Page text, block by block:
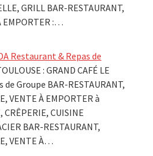
GRILL BAR-RESTAURANT,
EMPORTER :…
Restaurant & Repas de
: GRAND CAFÉ LE
de Groupe BAR-RESTAURANT,
VENTE À EMPORTER à
CRÊPERIE, CUISINE
BAR-RESTAURANT,
VENTE À…